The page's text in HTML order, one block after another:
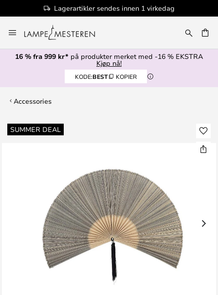
Lagerartikler sendes innen 1 virkedag
til
innhold
16 % fra 999 kr* på produkter merket med -16 % EKSTRA
Kjøp nå!
KODE:BEST KOPIER
Accessories
SUMMER DEAL
Gå
til